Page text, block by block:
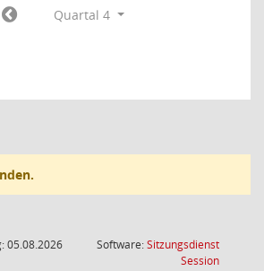
Quartal 4
05.08.2026
Software:Sitzungsdienst
Session(Wird in